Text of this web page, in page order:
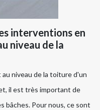
interventions en
niveau de la
niveau de la toiture d'un
il est très important de
bâches. Pour nous, ce sont